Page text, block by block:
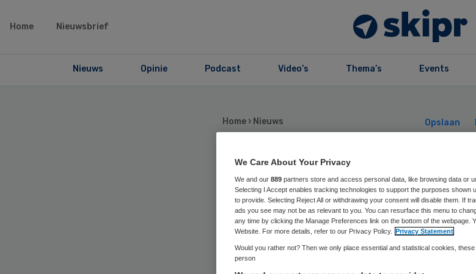
Home Nieuwsbrief
Nieuws Opinie Podcast Video’s Thema’s Events
Home › Nieuws Opslaan
UMCG maakte
miljoen winst
We Care About Your Privacy
We and our 889 partners store and access personal data, like browsing data or
Selecting I Accept enables tracking technologies to support the purposes shown
to provide. Selecting Reject All or withdrawing your consent will disable them. If
ads you see may not be as relevant to you. You can resurface this menu to
any time by clicking the Manage Preferences link on the bottom of the webpage.
Website. For more details, refer to our Privacy Policy. Privacy Statement
Would you rather not? Then we only place essential and statistical cookies,
person